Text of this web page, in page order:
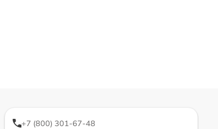
+7 (800) 301-67-48